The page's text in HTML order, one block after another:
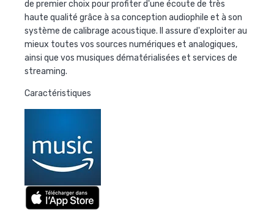
de premier choix pour profiter d'une écoute de très
haute qualité grâce à sa conception audiophile et à son
système de calibrage acoustique. Il assure d'exploiter au
mieux toutes vos sources numériques et analogiques,
ainsi que vos musiques dématérialisées et services de
streaming.
Caractéristiques